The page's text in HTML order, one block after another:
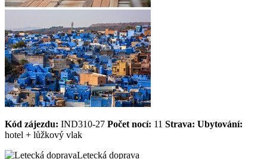
Kód zájezdu: IND310-27 Počet nocí: 11 Strava: Ubytování:
hotel + lůžkový vlak
Letecká doprava